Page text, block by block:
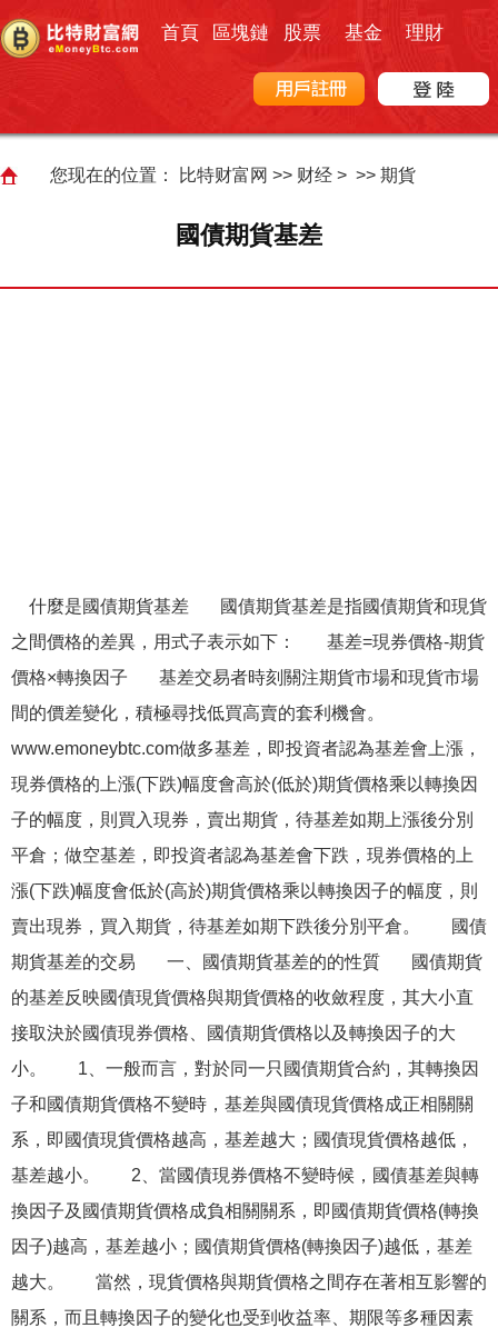
首頁 區塊鏈 股票 基金 理財
您现在的位置： 比特财富网 >> 财经> >> 期貨
國債期貨基差
什麼是國債期貨基差 國債期貨基差是指國債期貨和現貨
之間價格的差異，用式子表示如下： 基差=現券價格-期貨
價格×轉換因子 基差交易者時刻關注期貨市場和現貨市場
間的價差變化，積極尋找低買高賣的套利機會。
www.emoneybtc.com做多基差，即投資者認為基差會上漲，
現券價格的上漲(下跌)幅度會高於(低於)期貨價格乘以轉換因
子的幅度，則買入現券，賣出期貨，待基差如期上漲後分別
平倉；做空基差，即投資者認為基差會下跌，現券價格的上
漲(下跌)幅度會低於(高於)期貨價格乘以轉換因子的幅度，則
賣出現券，買入期貨，待基差如期下跌後分別平倉。 國債
期貨基差的交易 一、國債期貨基差的的性質 國債期貨
的基差反映國債現貨價格與期貨價格的收斂程度，其大小直
接取決於國債現券價格、國債期貨價格以及轉換因子的大
小。 1、一般而言，對於同一只國債期貨合約，其轉換因
子和國債期貨價格不變時，基差與國債現貨價格成正相關關
系，即國債現貨價格越高，基差越大；國債現貨價格越低，
基差越小。 2、當國債現券價格不變時候，國債基差與轉
換因子及國債期貨價格成負相關關系，即國債期貨價格(轉換
因子)越高，基差越小；國債期貨價格(轉換因子)越低，基差
越大。 當然，現貨價格與期貨價格之間存在著相互影響的
關系，而且轉換因子的變化也受到收益率、期限等多種因素